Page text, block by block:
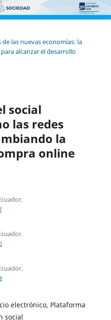
las nuevas economías: la
alcanzar el desarrollo
social
las redes
la
online
electrónico, Plataforma
social